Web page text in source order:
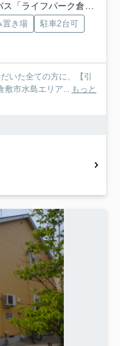
フパーク倉敷西入口」バス停下車 徒歩8分
置き場
駐車2台可
いた全ての方に、【引
敷市水島エリア... もっと